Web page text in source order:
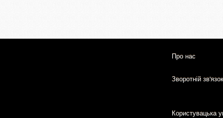
Про нас
Зворотній зв'язок
Користувацька